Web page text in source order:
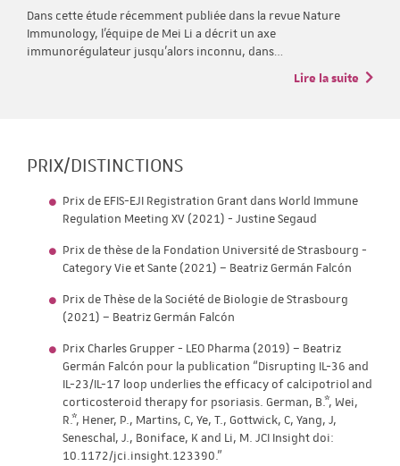
Dans cette étude récemment publiée dans la revue Nature
Immunology, l’équipe de Mei Li a décrit un axe
immunorégulateur jusqu’alors inconnu, dans…
Lire la suite
PRIX/DISTINCTIONS
Prix de EFIS-EJI Registration Grant dans World Immune
Regulation Meeting XV (2021) - Justine Segaud
Prix de thèse de la Fondation Université de Strasbourg -
Category Vie et Sante (2021) – Beatriz Germán Falcón
Prix de Thèse de la Société de Biologie de Strasbourg
(2021) – Beatriz Germán Falcón
Prix Charles Grupper - LEO Pharma (2019) – Beatriz
Germán Falcón pour la publication “Disrupting IL-36 and
IL-23/IL-17 loop underlies the efficacy of calcipotriol and
corticosteroid therapy for psoriasis. German, B.*, Wei,
R.*, Hener, P., Martins, C, Ye, T., Gottwick, C, Yang, J,
Seneschal, J., Boniface, K and Li, M. JCI Insight doi:
10.1172/jci.insight.123390.”